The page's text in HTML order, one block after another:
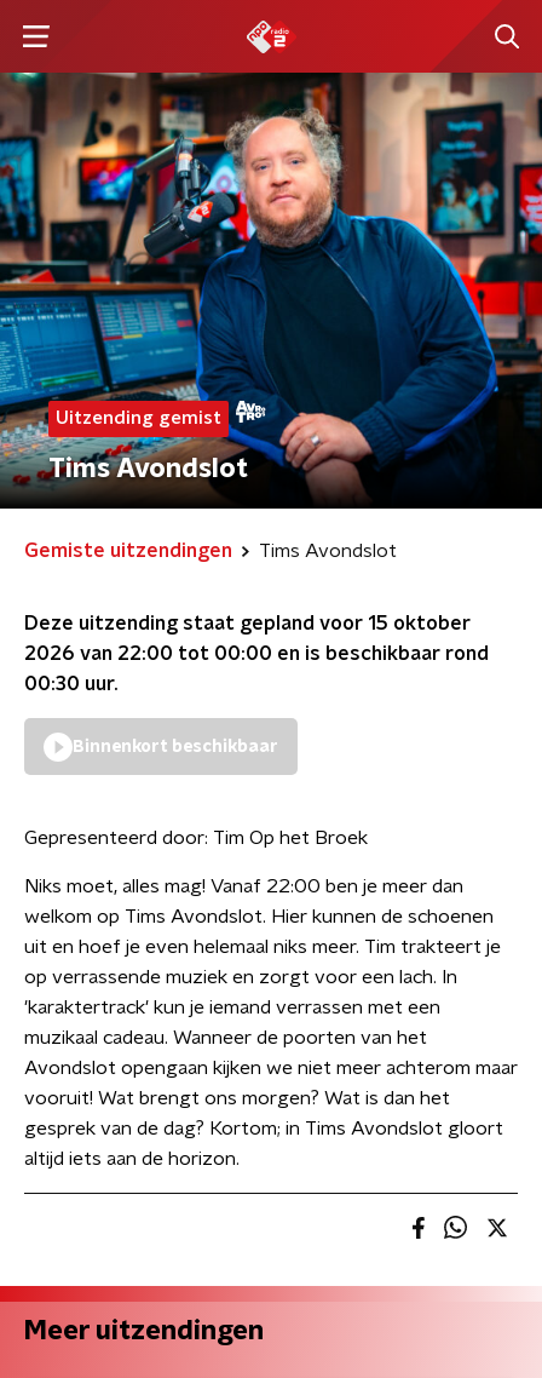
Uitzending gemist
Tims Avondslot
Gemiste uitzendingen Tims Avondslot
Deze uitzending staat gepland voor 15 oktober
2026 van 22:00 tot 00:00 en is beschikbaar rond
00:30 uur.
Binnenkort beschikbaar
Gepresenteerd door: Tim Op het Broek
Niks moet, alles mag! Vanaf 22:00 ben je meer dan
welkom op Tims Avondslot. Hier kunnen de schoenen
uit en hoef je even helemaal niks meer. Tim trakteert je
op verrassende muziek en zorgt voor een lach. In
'karaktertrack' kun je iemand verrassen met een
muzikaal cadeau. Wanneer de poorten van het
Avondslot opengaan kijken we niet meer achterom maar
vooruit! Wat brengt ons morgen? Wat is dan het
gesprek van de dag? Kortom; in Tims Avondslot gloort
altijd iets aan de horizon.
Meer uitzendingen